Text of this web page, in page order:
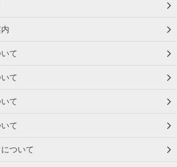
て
て
て
て
ついて